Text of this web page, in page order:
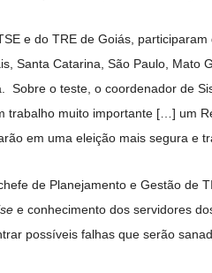
e do TRE de Goiás,
Santa Catarina, São Paulo, Mato
Sobre o teste, o coordenador de
trabalho muito importante […] um
em uma eleição mais segura e
de Planejamento e Gestão de
e conhecimento dos servidores
possíveis falhas que serão